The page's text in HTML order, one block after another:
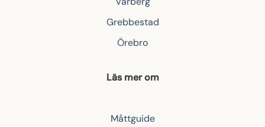
Grebbestad
Örebro
Läs mer om
Måttguide